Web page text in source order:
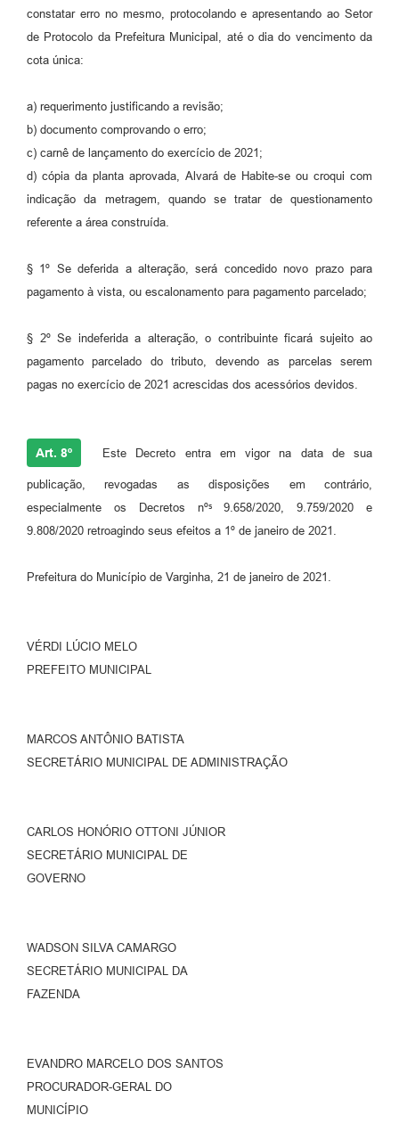
constatar erro no mesmo, protocolando e apresentando ao Setor
de Protocolo da Prefeitura Municipal, até o dia do vencimento da
cota única:
a) requerimento justificando a revisão;
b) documento comprovando o erro;
c) carnê de lançamento do exercício de 2021;
d) cópia da planta aprovada, Alvará de Habite-se ou croqui com
indicação da metragem, quando se tratar de questionamento
referente a área construída.
§ 1º Se deferida a alteração, será concedido novo prazo para
pagamento à vista, ou escalonamento para pagamento parcelado;
§ 2º Se indeferida a alteração, o contribuinte ficará sujeito ao
pagamento parcelado do tributo, devendo as parcelas serem
pagas no exercício de 2021 acrescidas dos acessórios devidos.
Art. 8º Este Decreto entra em vigor na data de sua
publicação, revogadas as disposições em contrário,
especialmente os Decretos nºˢ 9.658/2020, 9.759/2020 e
9.808/2020 retroagindo seus efeitos a 1º de janeiro de 2021.
Prefeitura do Município de Varginha, 21 de janeiro de 2021.
VÉRDI LÚCIO MELO
PREFEITO MUNICIPAL
MARCOS ANTÔNIO BATISTA
SECRETÁRIO MUNICIPAL DE ADMINISTRAÇÃO
CARLOS HONÓRIO OTTONI JÚNIOR
SECRETÁRIO MUNICIPAL DE
GOVERNO
WADSON SILVA CAMARGO
SECRETÁRIO MUNICIPAL DA
FAZENDA
EVANDRO MARCELO DOS SANTOS
PROCURADOR-GERAL DO
MUNICÍPIO